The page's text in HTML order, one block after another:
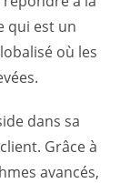
qui est un
où les
dans sa
Grâce à
avancés,